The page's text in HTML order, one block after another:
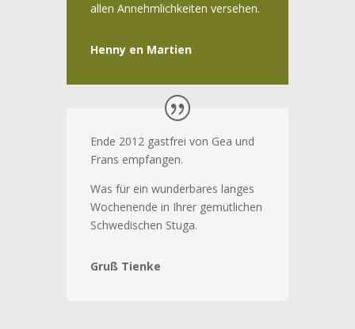
allen Annehmlichkeiten versehen.
Henny en Martien
Ende 2012 gastfrei von Gea und
Frans empfangen.
Was für ein wunderbares langes
Wochenende in Ihrer gemütlichen
Schwedischen Stuga.
Gruß Tienke